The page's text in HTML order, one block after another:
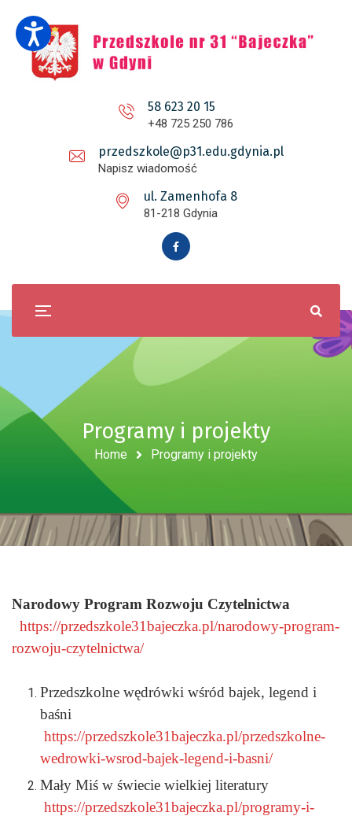
58 623 20 15
+48 725 250 786
przedszkole@p31.edu.gdynia.pl
Napisz wiadomość
ul. Zamenhofa 8
81-218 Gdynia
Programy i projekty
Home Programy i projekty
Narodowy Program Rozwoju Czytelnictwa
https://przedszkole31bajeczka.pl/narodowy-program-
rozwoju-czytelnictwa/
Przedszkolne wędrówki wśród bajek, legend i
baśni
https://przedszkole31bajeczka.pl/przedszkolne-
wedrowki-wsrod-bajek-legend-i-basni/
Mały Miś w świecie wielkiej literatury
https://przedszkole31bajeczka.pl/programy-i-